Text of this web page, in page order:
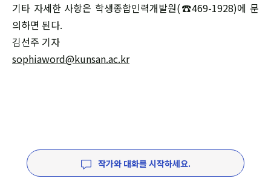
기타 자세한 사항은 학생종합인력개발원(☎469-1928)에 문
의하면 된다.
김선주 기자
sophiaword@kunsan.ac.kr
작가와 대화를 시작하세요.